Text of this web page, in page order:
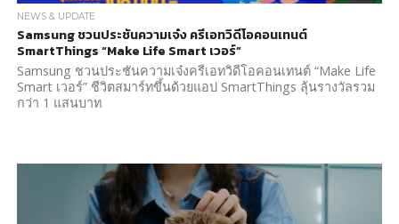
NEWS & UPDATE
Samsung ชวนประชันความเจ๋ง ครีเอทวิดีโอคอนเทนต์
SmartThings “Make Life Smart เวอร์”
Samsung ชวนประชันความเจ๋งครีเอทวิดีโอคอนเทนต์ “Make Life
Smart เวอร์” ชีวิตสมาร์ทขึ้นด้วยแอป SmartThings ลุ้นรางวัลรวม
กว่า 1 แสนบาท